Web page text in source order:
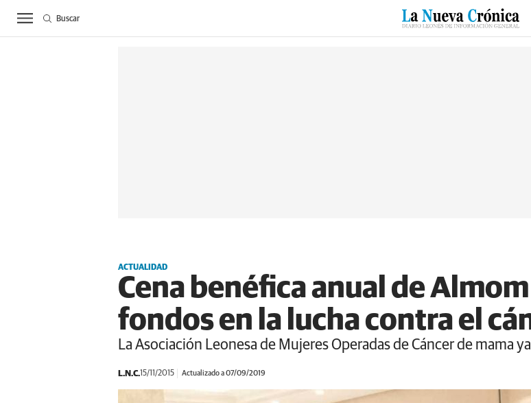
ACTUALIDAD BIERZO SUCESOS CULTURAS ESPECIALES
Buscar
ACTUALIDAD
Cena benéfica anual de
fondos en la lucha contra el
La Asociación Leonesa de Mujeres Operadas de Cáncer de mama
L.N.C.15/11/2015 Actualizado a 07/09/2019